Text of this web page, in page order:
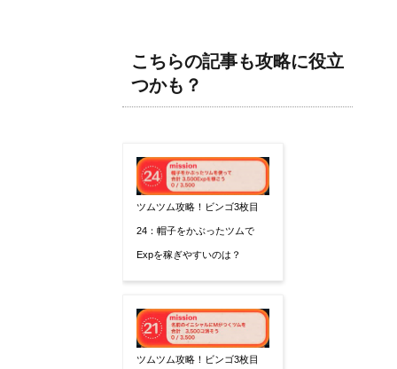
こちらの記事も攻略に役立
つかも？
ツムツム攻略！ビンゴ3枚目
24：帽子をかぶったツムで
Expを稼ぎやすいのは？
ツムツム攻略！ビンゴ3枚目